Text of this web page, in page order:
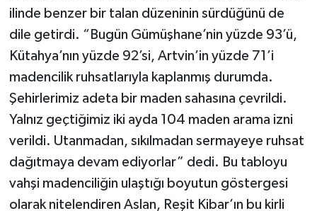
ilinde benzer bir talan düzeninin sürdüğünü de
dile getirdi. “Bugün Gümüşhane’nin yüzde 93’ü,
Kütahya’nın yüzde 92’si, Artvin’in yüzde 71’i
madencilik ruhsatlarıyla kaplanmış durumda.
Şehirlerimiz adeta bir maden sahasına çevrildi.
Yalnız geçtiğimiz iki ayda 104 maden arama izni
verildi. Utanmadan, sıkılmadan sermayeye ruhsat
dağıtmaya devam ediyorlar” dedi. Bu tabloyu
vahşi madenciliğin ulaştığı boyutun göstergesi
olarak nitelendiren Aslan, Reşit Kibar’ın bu kirli